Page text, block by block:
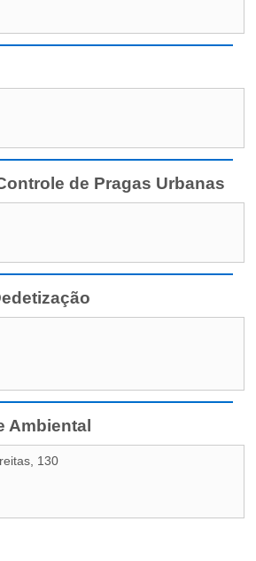
de Pragas Urbanas
Ambiental
130